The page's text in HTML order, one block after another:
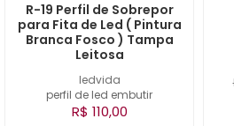
ledvida
perfil de led embutir
R-19 Perfil de Sobrepor
para Fita de Led ( Pintura
Branca Fosco ) Tampa
Leitosa
R$ 110,00